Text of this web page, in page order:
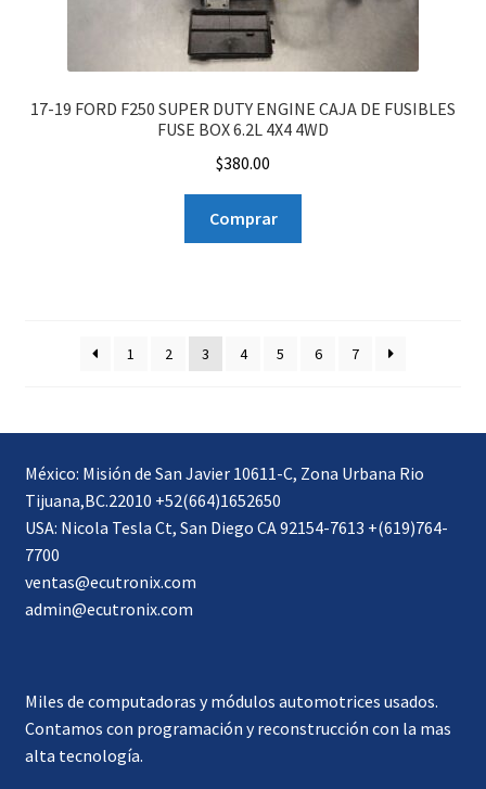
17-19 FORD F250 SUPER DUTY ENGINE CAJA DE FUSIBLES
FUSE BOX 6.2L 4X4 4WD
$380.00
Comprar
1 2 3 4 5 6 7
México: Misión de San Javier 10611-C, Zona Urbana Rio
Tijuana,BC.22010 +52(664)1652650
USA: Nicola Tesla Ct, San Diego CA 92154-7613 +(619)764-
7700
ventas@ecutronix.com
admin@ecutronix.com
Miles de computadoras y módulos automotrices usados.
Contamos con programación y reconstrucción con la mas
alta tecnología.